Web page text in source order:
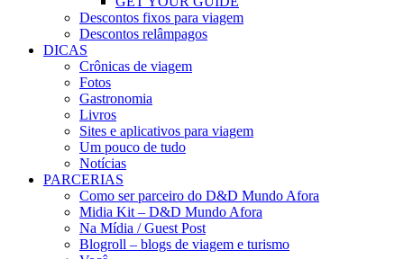
Descontos fixos para viagem
Descontos relâmpagos
DICAS
Crônicas de viagem
Fotos
Gastronomia
Livros
Sites e aplicativos para viagem
Um pouco de tudo
Notícias
PARCERIAS
Como ser parceiro do D&D Mundo Afora
Midia Kit – D&D Mundo Afora
Na Mídia / Guest Post
Blogroll – blogs de viagem e turismo